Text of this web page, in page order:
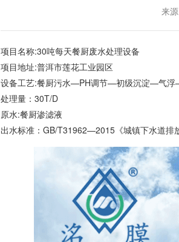
来
项目名称:30吨每天餐厨废水处理设备
项目地址:普洱市莲花工业园区
设备工艺:餐厨污水—PH调节—初级沉淀—气
处理量：30T/D
原水:餐厨渗滤液
出水标准：GB/T31962—2015《城镇下水道排